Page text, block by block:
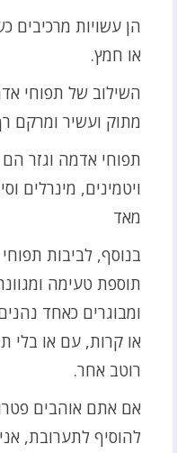
הן עשויות מרכיבים
או חמץ.
השילוב של תפוחי
מתוק ועשיר ומרקם
תפוחי אדמה וגזר הם
ויטמינים, מינרלים
מאד
בנוסף, לביבות
תוספת טעימה
ומבוגרים כאחד
או קרות, עם או בלי
רוטב אחר.
אם אתם אוהבים
להוסיף לתערובת,